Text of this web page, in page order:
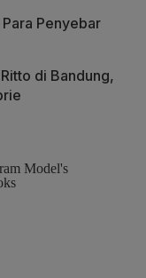
Penyebar
di Bandung,